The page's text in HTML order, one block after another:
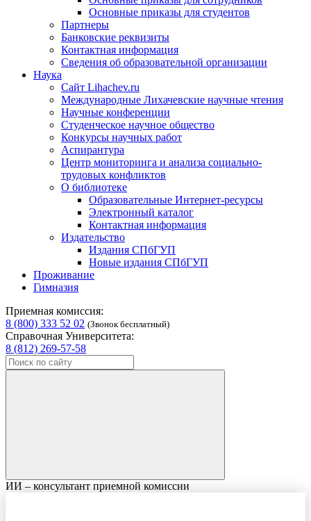
Основные приказы для студентов
Партнеры
Банковские реквизиты
Контактная информация
Сведения об образовательной организации
Наука
Сайт Lihachev.ru
Международные Лихачевские научные чтения
Научные конференции
Студенческое научное общество
Конкурсы научных работ
Аспирантура
Центр мониторинга и анализа социально-
трудовых конфликтов
О библиотеке
Образовательные Интернет-ресурсы
Электронный каталог
Контактная информация
Издательство
Издания СПбГУП
Новые издания СПбГУП
Проживание
Гимназия
Приемная комиссия:
8 (800) 333 52 02 (Звонок бесплатный)
Справочная Университета:
8 (812) 269-57-58
ИИ – консультант приемной комиссии